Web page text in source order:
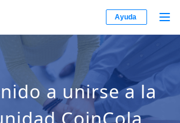
Ayuda
a unirse a la